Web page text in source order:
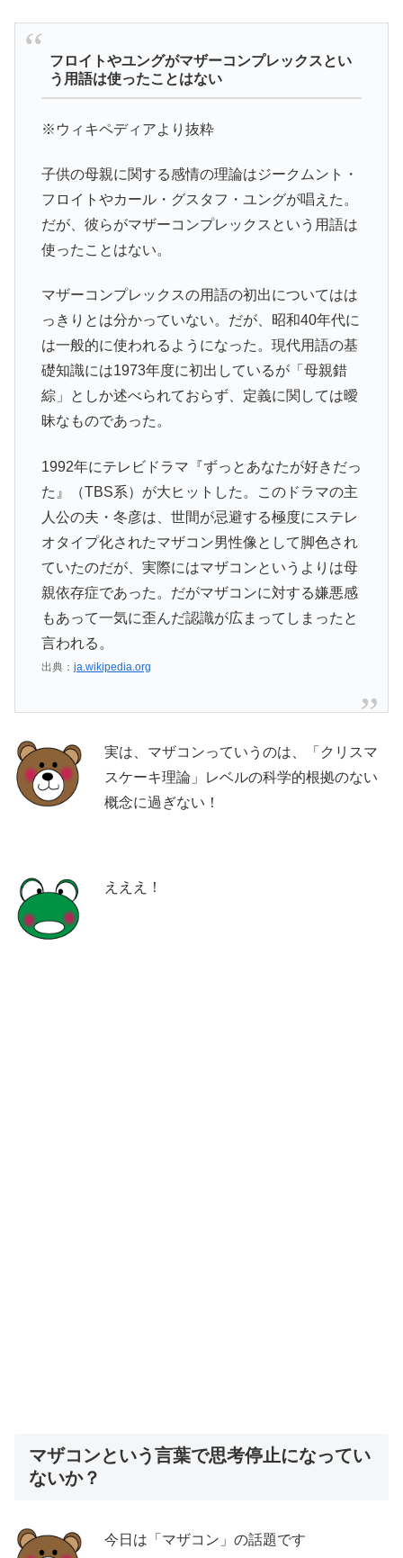
フロイトやユングがマザーコンプレックスとい
う用語は使ったことはない
※ウィキペディアより抜粋
子供の母親に関する感情の理論はジークムント・
フロイトやカール・グスタフ・ユングが唱えた。
だが、彼らがマザーコンプレックスという用語は
使ったことはない。
マザーコンプレックスの用語の初出についてはは
っきりとは分かっていない。だが、昭和40年代に
は一般的に使われるようになった。現代用語の基
礎知識には1973年度に初出しているが「母親錯
綜」としか述べられておらず、定義に関しては曖
昧なものであった。
1992年にテレビドラマ『ずっとあなたが好きだっ
た』（TBS系）が大ヒットした。このドラマの主
人公の夫・冬彦は、世間が忌避する極度にステレ
オタイプ化されたマザコン男性像として脚色され
ていたのだが、実際にはマザコンというよりは母
親依存症であった。だがマザコンに対する嫌悪感
もあって一気に歪んだ認識が広まってしまったと
言われる。
出典： ja.wikipedia.org
実は、マザコンっていうのは、「クリスマ
スケーキ理論」レベルの科学的根拠のない
概念に過ぎない！
えええ！
マザコンという言葉で思考停止になってい
ないか？
今日は「マザコン」の話題です